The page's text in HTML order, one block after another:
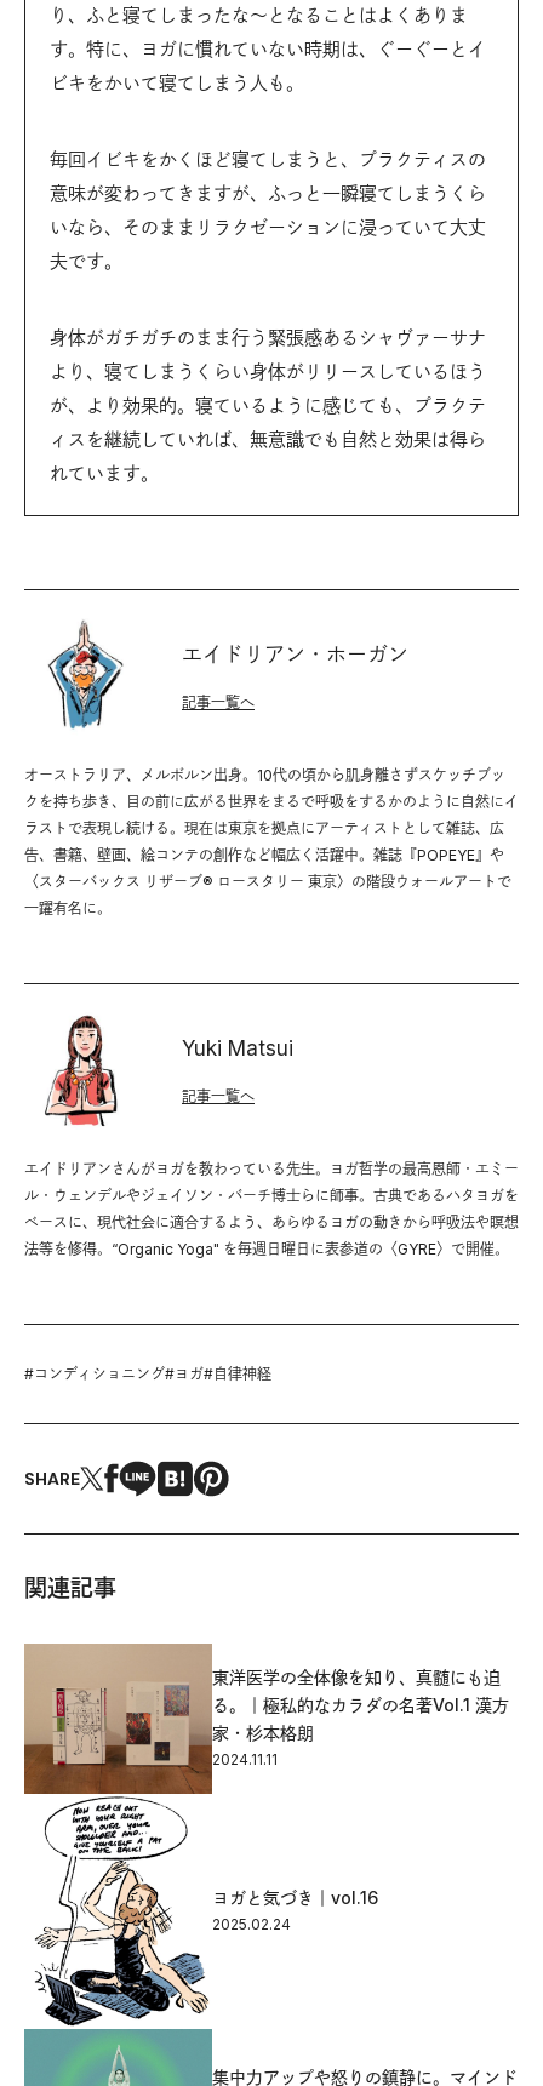
り、ふと寝てしまったな〜となることはよくありま
す。特に、ヨガに慣れていない時期は、ぐーぐーとイ
ビキをかいて寝てしまう人も。
毎回イビキをかくほど寝てしまうと、プラクティスの
意味が変わってきますが、ふっと一瞬寝てしまうくら
いなら、そのままリラクゼーションに浸っていて大丈
夫です。
身体がガチガチのまま行う緊張感あるシャヴァーサナ
より、寝てしまうくらい身体がリリースしているほう
が、より効果的。寝ているように感じても、プラクテ
ィスを継続していれば、無意識でも自然と効果は得ら
れています。
エイドリアン・ホーガン
オーストラリア、メルボルン出身。10代の頃から肌身離さずスケッチブッ
クを持ち歩き、目の前に広がる世界をまるで呼吸をするかのように自然にイ
ラストで表現し続ける。現在は東京を拠点にアーティストとして雑誌、広
告、書籍、壁画、絵コンテの創作など幅広く活躍中。雑誌『POPEYE』や
〈スターバックス リザーブ® ロースタリー 東京〉の階段ウォールアートで
一躍有名に。
記事一覧へ
Yuki Matsui
エイドリアンさんがヨガを教わっている先生。ヨガ哲学の最高恩師・エミー
ル・ウェンデルやジェイソン・バーチ博士らに師事。古典であるハタヨガを
ベースに、現代社会に適合するよう、あらゆるヨガの動きから呼吸法や瞑想
法等を修得。“Organic Yoga" を毎週日曜日に表参道の〈GYRE〉で開催。
記事一覧へ
#コンディショニング#ヨガ#自律神経
SHARE
関連記事
東洋医学の全体像を知り、真髄にも迫
る。｜極私的なカラダの名著Vol.1 漢方
家・杉本格朗
2024.11.11
ヨガと気づき｜vol.16
2025.02.24
集中力アップや怒りの鎮静に。マインド